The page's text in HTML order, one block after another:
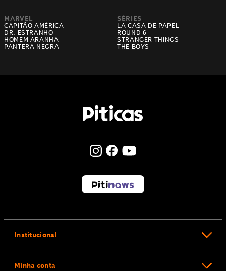
MARVEL
CAPITÃO AMÉRICA
DR. ESTRANHO
HOMEM ARANHA
PANTERA NEGRA
SÉRIES
LA CASA DE PAPEL
ROUND 6
STRANGER THINGS
THE BOYS
Institucional
Minha conta